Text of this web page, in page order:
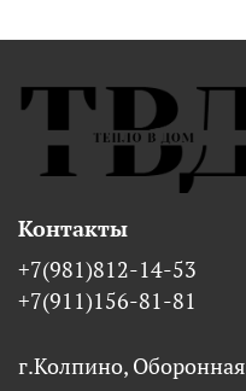
Контакты
+7(981)812-14-53
+7(911)156-81-81
г.Колпино,